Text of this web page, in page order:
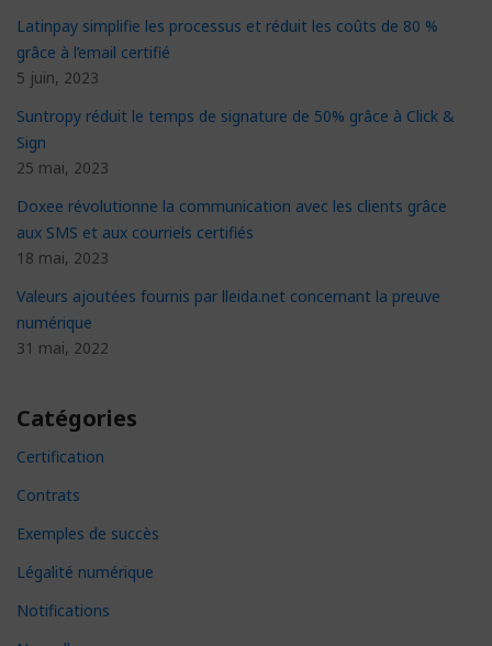
Latinpay simplifie les processus et réduit les coûts de 80 %
grâce à l’email certifié
5 juin, 2023
Suntropy réduit le temps de signature de 50% grâce à Click &
Sign
25 mai, 2023
Doxee révolutionne la communication avec les clients grâce
aux SMS et aux courriels certifiés
18 mai, 2023
Valeurs ajoutées fournis par lleida.net concernant la preuve
numérique
31 mai, 2022
Catégories
Certification
Contrats
Exemples de succès
Légalité numérique
Notifications